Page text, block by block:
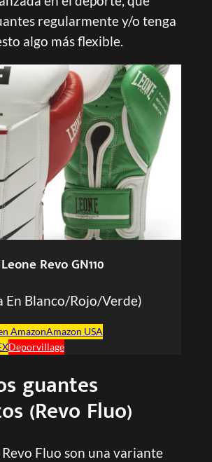
regularmente y/o tenga
algo más flexible.
Revo GN110
En Blanco/Rojo/Verde)
AmazonAmazon USA
Deporvillage
guantes
(Revo Fluo)
Fluo son una variante